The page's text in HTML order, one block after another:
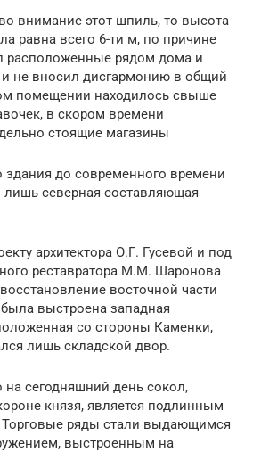
внимание этот шпиль, то высота
равна всего 6-ти м, по причине
расположенные рядом дома и
и не вносил дисгармонию в общий
помещении находилось свыше
в скором времени
стоящие магазины
здания до современного времени
лишь северная составляющая
архитектора О.Г. Гусевой и под
реставратора М.М. Шаронова
восточной части
была выстроена западная
со стороны Каменки,
лишь складской двор.
на сегодняшний день сокол,
князя, является подлинным
ряды стали выдающимся
выстроенным на